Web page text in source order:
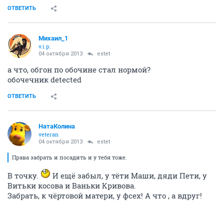
ОТВЕТИТЬ
Михаил_1
v.i.p.
04 октября 2013 estet
а что, обгон по обочине стал нормой?
обочечник detected
ОТВЕТИТЬ
НатаКолина
veteran
04 октября 2013 estet
Права забрать и посадить и у тебя тоже.
В точку.
И ещё забыл, у тёти Маши, дяди Пети, у
Витьки косова и Ваньки Кривова.
Забрать, к чёртовой матери, у фсех! А что , а вдруг!